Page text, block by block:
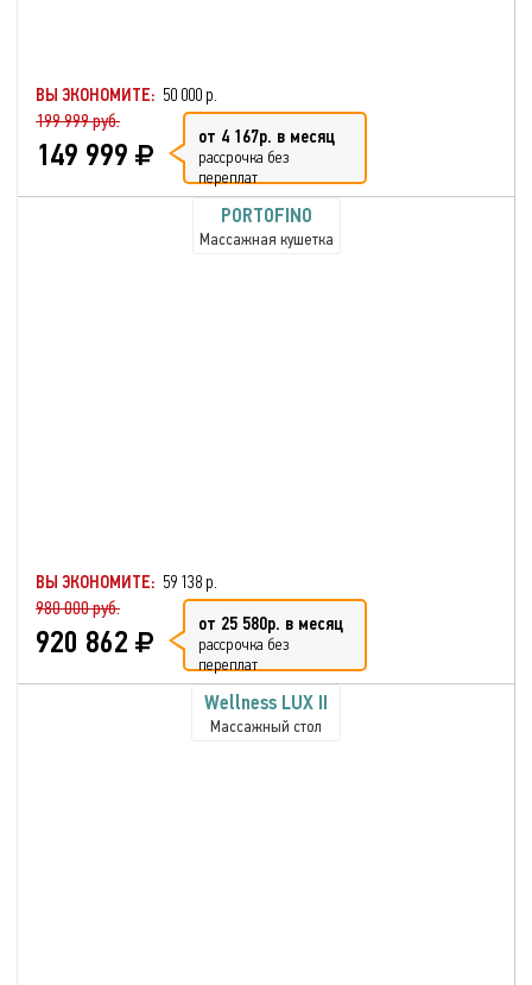
ВЫ ЭКОНОМИТЕ: 50 000 р.
199 999 руб.
149 999 от 4 167р. в месяц
рассрочка без
переплат
PORTOFINO
Массажная кушетка
ВЫ ЭКОНОМИТЕ: 59 138 р.
980 000 руб.
920 862 от 25 580р. в месяц
рассрочка без
переплат
Wellness LUX II
Массажный стол